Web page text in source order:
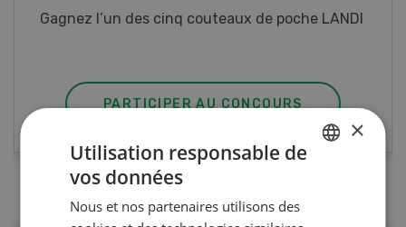
Gagnez l’un des cinq couteaux de poche LANDI
PARTICIPER AU CONCOURS
×
Utilisation responsable de
vos données
Nous et nos partenaires utilisons des